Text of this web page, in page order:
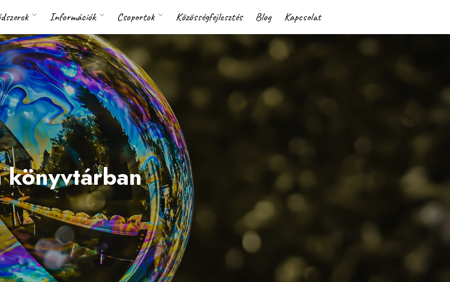
Információk Csoportok Közösségfejlesztés Blog Kapcsolat